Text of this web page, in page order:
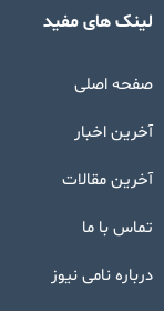
لینک های مفید
صفحه اصلی
آخرین اخبار
آخرین مقالات
تماس با ما
درباره نامی نیوز